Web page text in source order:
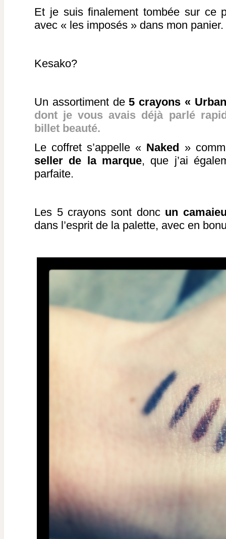
Et je suis finalement tombée sur ce
avec « les imposés » dans mon panier.
Kesako?
Un assortiment de5 crayons «
dont je vous avais déjà parlé
billet beauté.
Le coffret s’appelle « Naked »
seller de la marque, que j’ai
parfaite.
Les 5 crayons sont donc un
dans l’esprit de la palette, avec en